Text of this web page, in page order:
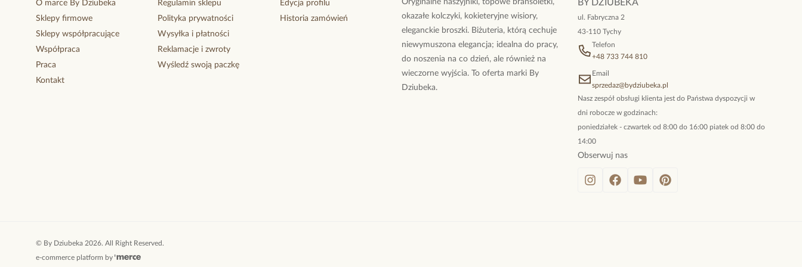
Bardzo dobra jakość!
Data dodania:
Bardzo ładne kolczyki, drobne i delikatne. Ładnie się prezentują.
O marce By Dziubeka
Sklepy firmowe
Sklepy współpracujące
Współpraca
Praca
Kontakt
Regulamin sklepu
Polityka prywatności
Wysyłka i płatności
Reklamacje i zwroty
Wyśledź swoją paczkę
Edycja profilu
Historia zamówień
Oryginalne naszyjniki, topowe bransoletki,
okazałe kolczyki, kokieteryjne wisiory,
eleganckie broszki. Biżuteria, którą cechuje
niewymuszona elegancja; idealna do pracy,
do noszenia na co dzień, ale również na
wieczorne wyjścia. To oferta marki By
Dziubeka.
BY DZIUBEKA
ul. Fabryczna 2
43-110 Tychy
Telefon
+48 733 744 810
Email
sprzedaz@bydziubeka.pl
Nasz zespół obsługi klienta jest do Państwa dyspozycji w
dni robocze w godzinach:
poniedziałek - czwartek od 8:00 do 16:00 piatek od 8:00 do
14:00
Obserwuj nas
© By Dziubeka 2026. All Right Reserved.
e-commerce platform by